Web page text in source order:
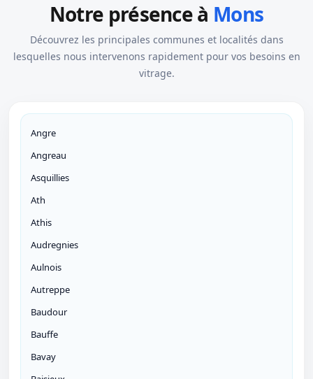
Notre présence à Mons
Découvrez les principales communes et localités dans
lesquelles nous intervenons rapidement pour vos besoins en
vitrage.
Angre
Angreau
Asquillies
Ath
Athis
Audregnies
Aulnois
Autreppe
Baudour
Bauffe
Bavay